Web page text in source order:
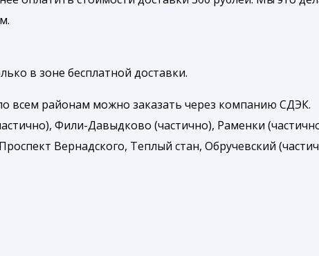
в зоне бесплатной доставки.
всем районам можно заказать через компанию СДЭК.
Фили-Давыдково (частично), Раменки
Вернадского, Теплый стан, Обручевский